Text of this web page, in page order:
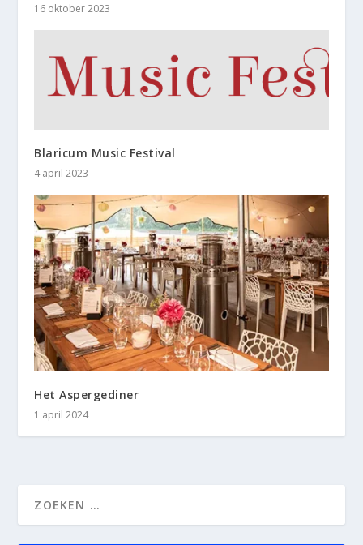
16 oktober 2023
Blaricum Music Festival
4 april 2023
Het Aspergediner
1 april 2024